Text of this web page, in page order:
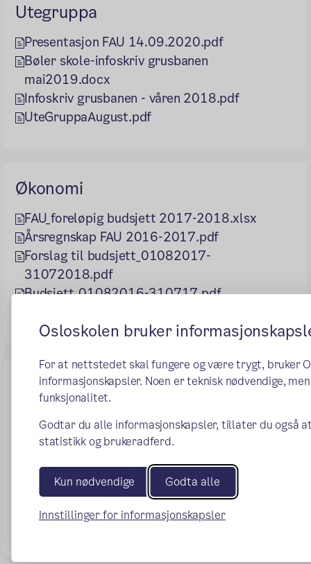
Osloskolen bruker
For at nettstedet skal fungere og være trygt, bruker
informasjonskapsler. Noen er teknisk nødvendige,
funksjonalitet.
Godtar du alle informasjonskapsler, tillater du også
statistikk og brukeradferd.
Kun nødvendige Godta alle
Innstillinger for informasjonskapsler
Utegruppa
Presentasjon FAU 14.09.2020.pdf
Bøler skole-infoskriv grusbanen
mai2019.docx
Infoskriv grusbanen - våren 2018.pdf
UteGruppaAugust.pdf
Økonomi
FAU_foreløpig budsjett 2017-2018.xlsx
Årsregnskap FAU 2016-2017.pdf
Forslag til budsjett_01082017-
31072018.pdf
Budsjett_01082016-310717.pdf
Nyttige linker
Oslo kommunale foreldreutvalg
(ekstern lenke)
Redd Barna - Nettvett
(ekstern lenke)
Bøler Fritidsklubb
(ekstern lenke)
Unicef
(ekstern lenke)
Ung.no
(ekstern lenke)
Barneombudet
(ekstern lenke)